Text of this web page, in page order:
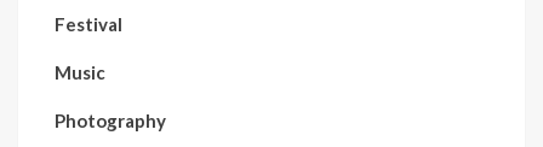
Festival
Music
Photography